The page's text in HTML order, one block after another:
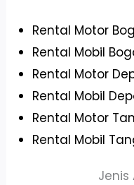
Rental Motor
Rental Mobil
Rental Motor
Rental Mobil
Rental Motor
Rental Mobil
Jenis